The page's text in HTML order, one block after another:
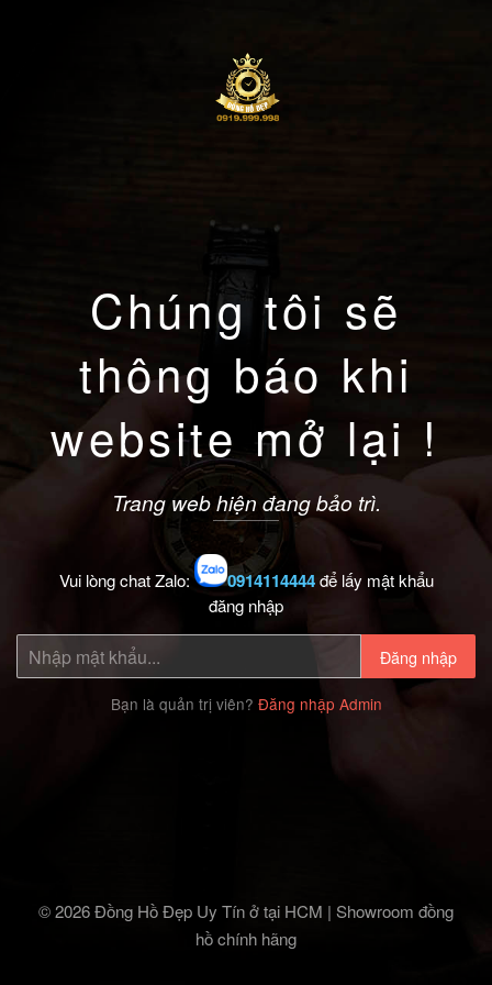
Chúng tôi sẽ
thông báo khi
website mở lại !
Trang web hiện đang bảo trì.
Vui lòng chat Zalo: 0914114444để lấy mật khẩu
đăng nhập
Đăng nhập
Bạn là quản trị viên? Đăng nhập Admin
© 2026 Đồng Hồ Đẹp Uy Tín ở tại HCM | Showroom đồng
hồ chính hãng‎